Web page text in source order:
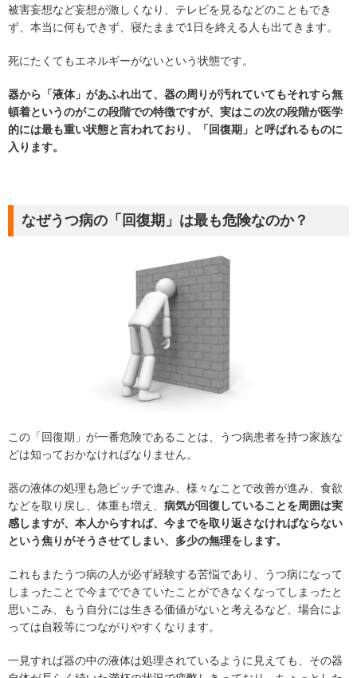
被害妄想など妄想が激しくなり、テレビを見るなどのこともでき
ず、本当に何もできず、寝たままで1日を終える人も出てきます。
死にたくてもエネルギーがないという状態です。
器から「液体」があふれ出て、器の周りが汚れていてもそれすら無
頓着というのがこの段階での特徴ですが、実はこの次の段階が医学
的には最も重い状態と言われており、「回復期」と呼ばれるものに
入ります。
なぜうつ病の「回復期」は最も危険なのか？
この「回復期」が一番危険であることは、うつ病患者を持つ家族な
どは知っておかなければなりません。
器の液体の処理も急ピッチで進み、様々なことで改善が進み、食欲
などを取り戻し、体重も増え、 病気が回復していることを周囲は実
感しますが、本人からすれば、今までを取り返さなければならない
という焦りがそうさせてしまい、多少の無理をします。
これもまたうつ病の人が必ず経験する苦悩であり、うつ病になって
しまったことで今までできていたことができなくなってしまったと
思いこみ、もう自分には生きる価値がないと考えるなど、場合によ
っては自殺等につながりやすくなります。
一見すれば器の中の液体は処理されているように見えても、その器